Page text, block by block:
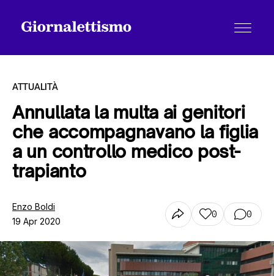
Tutti gli articoli
Chi siamo
Contatti
ATTUALITÀ
Annullata la multa ai genitori
che accompagnavano la figlia
a un controllo medico post-
trapianto
Enzo Boldi
19 Apr 2020
0 0